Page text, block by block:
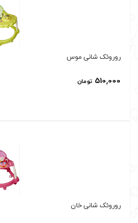
روروئک شانی موس
510,000 تومان
روروئک شانی خان